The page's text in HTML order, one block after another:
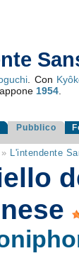
. Con
1954.
Pubblico
» L'intendente